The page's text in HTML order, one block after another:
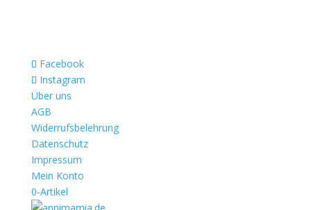
Facebook
Instagram
Über uns
AGB
Widerrufsbelehrung
Datenschutz
Impressum
Mein Konto
0-Artikel